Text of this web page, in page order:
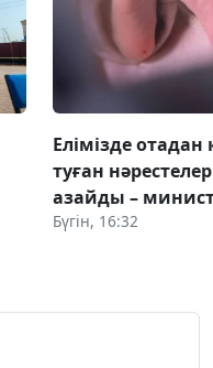
Елімізде отадан
туған
азайды –
Бүгін, 16:32